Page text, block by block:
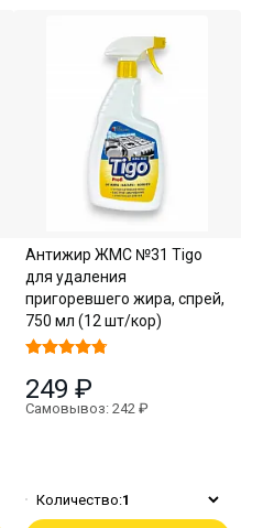
Антижир ЖМС №31 Tigo
для удаления
пригоревшего жира, спрей,
750 мл (12 шт/кор)
249 ₽
Самовывоз: 242 ₽
Количество:1